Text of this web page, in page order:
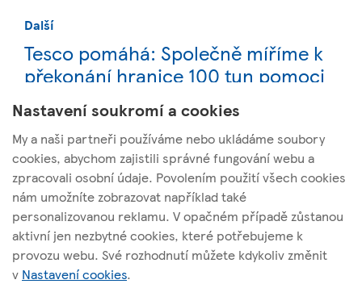
Další
Tesco pomáhá: Společně míříme k
překonání hranice 100 tun pomoci
– online sbírka pokračuje
Tesco Stores ČR, a. s.
Vršovická 1527/68b; 100 00 Praha 10
Nastavení soukromí a cookies
My a naši partneři používáme nebo ukládáme soubory
cookies, abychom zajistili správné fungování webu a
zpracovali osobní údaje. Povolením použití všech cookies
nám umožníte zobrazovat například také
personalizovanou reklamu. V opačném případě zůstanou
aktivní jen nezbytné cookies, které potřebujeme k
provozu webu. Své rozhodnutí můžete kdykoliv změnit
v Nastavení cookies.